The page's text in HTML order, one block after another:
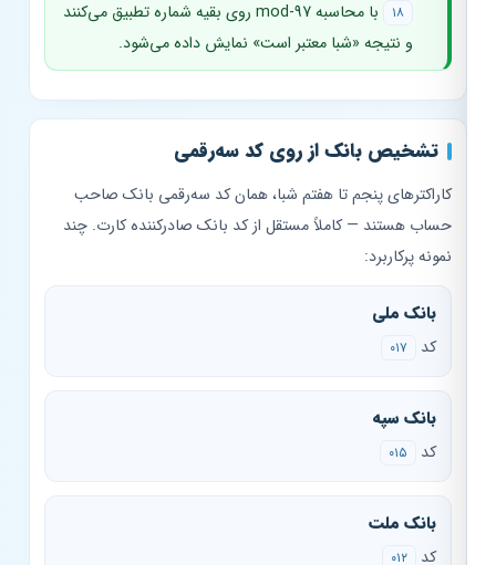
با محاسبه mod-97 روی بقیه شماره تطبیق می‌کنند
و نتیجه «شبا معتبر است» نمایش داده می‌شود.
تشخیص بانک از روی کد سه‌رقمی
کاراکترهای پنجم تا هفتم شبا، همان کد سه‌رقمی بانک صاحب
حساب هستند — کاملاً مستقل از کد بانک صادرکننده کارت. چند
نمونه پرکاربرد:
بانک ملی
۰۱۷
بانک سپه
۰۱۵
بانک ملت
۰۱۲